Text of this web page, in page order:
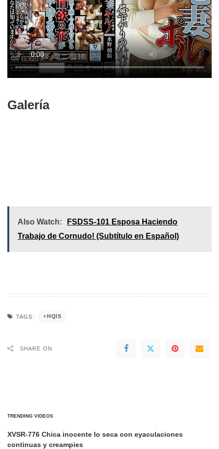
Galería
Also Watch:
FSDSS-101 Esposa Haciendo
Trabajo de Cornudo! (Subtítulo en Español)
TAGS: HQIS
SHARE ON
TRENDING VIDEOS
XVSR-776 Chica inocente lo seca con eyaculaciones
continuas y creampies